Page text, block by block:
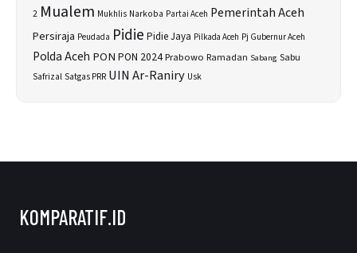
2 Mualem Mukhlis Narkoba Partai Aceh Pemerintah Aceh
Persiraja Peudada Pidie Pidie Jaya Pilkada Aceh Pj Gubernur Aceh
Polda Aceh PON PON 2024Prabowo Ramadan Sabang Sabu
SafrizalSatgas PRR UIN Ar-Raniry Usk
KOMPARATIF.ID